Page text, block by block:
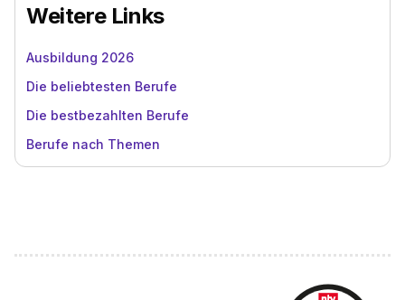
Weitere Links
Ausbildung 2026
Die beliebtesten Berufe
Die bestbezahlten Berufe
Berufe nach Themen